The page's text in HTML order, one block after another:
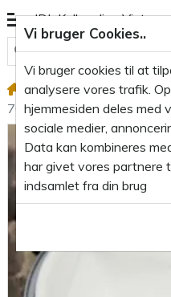
JDL Kalkmaling
Kalkmaling 700ml
700ml
Vi bruger Cookies..
Vi bruger cookies til at
analysere vores trafik.
hjemmesiden deles med
sociale medier,
Data kan kombineres
har givet vores partnere
indsamlet fra din brug